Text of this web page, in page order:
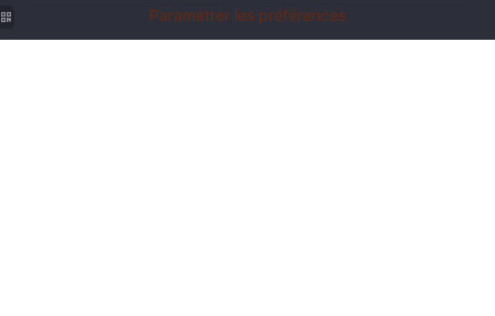
Paramétrer les préférences